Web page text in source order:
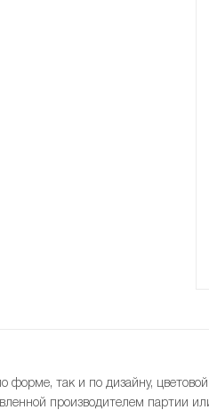
так и по дизайну,
производителем партии